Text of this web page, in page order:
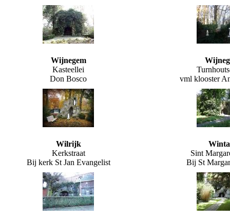
Wijnegem
Kasteellei
Don Bosco
vml klooster
Wilrijk
Kerkstraat
Bij kerk St Jan Evangelist
Sint
Bij St